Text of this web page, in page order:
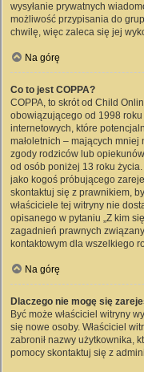
wysyłanie prywatnych
możliwość przypisania do
chwilę, więc zaleca się jej
Na górę
Co to jest COPPA?
COPPA, to skrót od Child
obowiązującego od 1998 roku
internetowych, które
małoletnich – mających
zgody rodziców lub
od osób poniżej 13 roku
jako kogoś próbującego
skontaktuj się z prawnikiem,
właściciele tej witryny nie
opisanego w pytaniu „Z kim
zagadnień prawnych
kontaktowym dla wszelkiego
Na górę
Dlaczego nie mogę się
Być może właściciel witryny
się nowe osoby. Właściciel
zabronił nazwy użytkownika,
pomocy skontaktuj się z